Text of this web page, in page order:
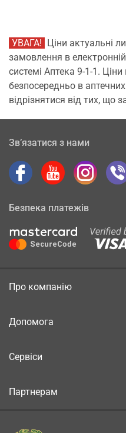
УВАГА!
Ціни актуальні
замовлення в
системі Аптека 9-1-1. Ціни
безпосередньо в
відрізнятися від тих, що
Зв’язатися з нами
Безпека платежів
Про компанію
Допомога
Сервіси
Партнерам